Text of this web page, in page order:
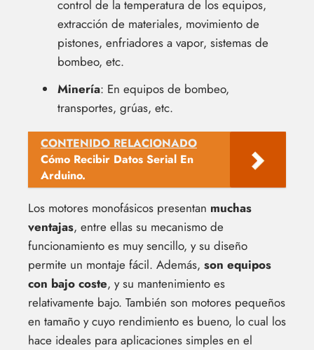
control de la temperatura de los equipos,
extracción de materiales, movimiento de
pistones, enfriadores a vapor, sistemas de
bombeo, etc.
Minería: En equipos de bombeo,
transportes, grúas, etc.
CONTENIDO RELACIONADO
Cómo Recibir Datos Serial En
Arduino.
Los motores monofásicos presentan muchas
ventajas, entre ellas su mecanismo de
funcionamiento es muy sencillo, y su diseño
permite un montaje fácil. Además, son equipos
con bajo coste, y su mantenimiento es
relativamente bajo. También son motores pequeños
en tamaño y cuyo rendimiento es bueno, lo cual los
hace ideales para aplicaciones simples en el